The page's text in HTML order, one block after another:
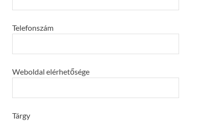
Telefonszám
Weboldal elérhetősége
Tárgy